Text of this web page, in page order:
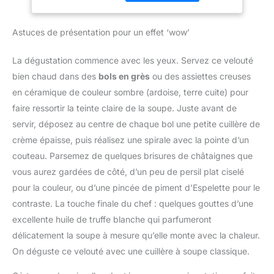
nous vous
recommandons de la
avec un chiffon doux
pour la nettoyer, et dites
adieu aux difficultés liées
au brossage avec de la
choix pour un cadeau :
Topbooc casserole
émaillée aux couleurs
magnifiques est à la fois
une décoration de table.
C'est un cadeau pratique
et de bon goût pour
votre famille et vos amis.
inclus : Le mixeur est
livré avec un gobelet
ingrédients, simplifiant la
préparation des repas
Contenu de la livraison :
Mixeur plongeant
vitesses et gobelet
doseur
ECLABOUSSURES : Le
évite les éclaboussures
et les dégâts, pour une
plus agréable DESIGN
CONFORTABLE : Une
poignée ergonomique
avec une prise en main
expérience plus facile et
plus confortable, idéal
pour une utilisation
fréquente DURABLE : 2
lames Zelkrom qui
garantissent des
performances durables
REPARABILITE 15 ANS
Astuces de présentation pour un effet ‘wow’
La dégustation commence avec les yeux. Servez ce velouté
bien chaud dans des bols en grès ou des assiettes creuses
en céramique de couleur sombre (ardoise, terre cuite) pour
faire ressortir la teinte claire de la soupe. Juste avant de
servir, déposez au centre de chaque bol une petite cuillère de
crème épaisse, puis réalisez une spirale avec la pointe d’un
couteau. Parsemez de quelques brisures de châtaignes que
vous aurez gardées de côté, d’un peu de persil plat ciselé
pour la couleur, ou d’une pincée de piment d’Espelette pour le
contraste. La touche finale du chef : quelques gouttes d’une
excellente huile de truffe blanche qui parfumeront
délicatement la soupe à mesure qu’elle monte avec la chaleur.
On déguste ce velouté avec une cuillère à soupe classique.